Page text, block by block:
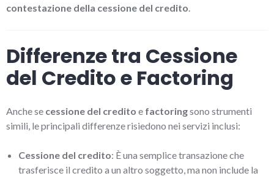
contestazione della cessione del credito.
Differenze tra Cessione
del Credito e Factoring
Anche se cessione del credito e factoringsono strumenti
simili, le principali differenze risiedono nei servizi inclusi:
Cessione del credito: È una semplice transazione che
trasferisce il credito a un altro soggetto, ma non include la